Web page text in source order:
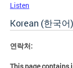
Listen
Korean (한국어)
연락처: